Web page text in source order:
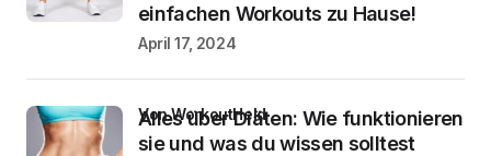
einfachen Workouts zu Hause!
April 17, 2024
Alles über Diäten: Wie funktionieren
sie und was du wissen solltest
von WorkoutHeld